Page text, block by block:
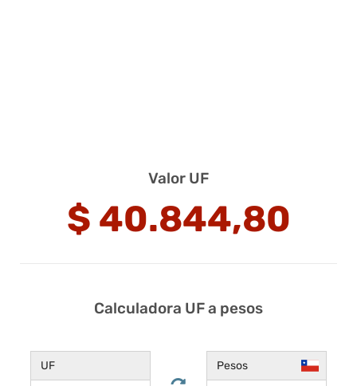
Valor UF
$ 40.844,80
Calculadora UF a pesos
UF Pesos